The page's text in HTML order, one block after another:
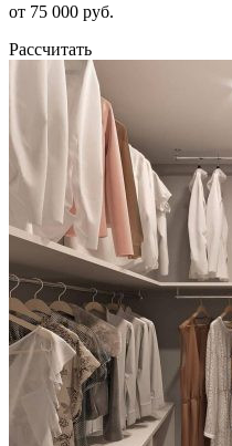
от 75 000 руб.
Рассчитать